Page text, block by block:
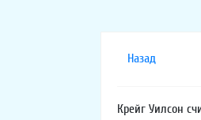
Назад
Крейг Уилсон